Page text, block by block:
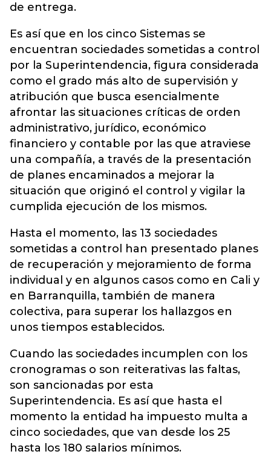
de entrega.
Es así que en los cinco Sistemas se
encuentran sociedades sometidas a control
por la Superintendencia, figura considerada
como el grado más alto de supervisión y
atribución que busca esencialmente
afrontar las situaciones críticas de orden
administrativo, jurídico, económico
financiero y contable por las que atraviese
una compañía, a través de la presentación
de planes encaminados a mejorar la
situación que originó el control y vigilar la
cumplida ejecución de los mismos.
Hasta el momento, las 13 sociedades
sometidas a control han presentado planes
de recuperación y mejoramiento de forma
individual y en algunos casos como en Cali y
en Barranquilla, también de manera
colectiva, para superar los hallazgos en
unos tiempos establecidos.
Cuando las sociedades incumplen con los
cronogramas o son reiterativas las faltas,
son sancionadas por esta
Superintendencia. Es así que hasta el
momento la entidad ha impuesto multa a
cinco sociedades, que van desde los 25
hasta los 180 salarios mínimos.